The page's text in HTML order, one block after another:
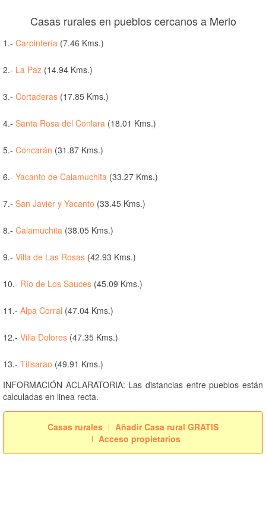
Casas rurales en pueblos cercanos a Merlo
1.- Carpintería (7.46 Kms.)
2.- La Paz (14.94 Kms.)
3.- Cortaderas (17.85 Kms.)
4.- Santa Rosa del Conlara (18.01 Kms.)
5.- Concarán (31.87 Kms.)
6.- Yacanto de Calamuchita (33.27 Kms.)
7.- San Javier y Yacanto (33.45 Kms.)
8.- Calamuchita (38.05 Kms.)
9.- Villa de Las Rosas (42.93 Kms.)
10.- Río de Los Sauces (45.09 Kms.)
11.- Alpa Corral (47.04 Kms.)
12.- Villa Dolores (47.35 Kms.)
13.- Tilisarao (49.91 Kms.)
INFORMACIÓN ACLARATORIA: Las distancias entre pueblos están
calculadas en linea recta.
Casas rurales
Añadir Casa rural GRATIS
Acceso propietarios